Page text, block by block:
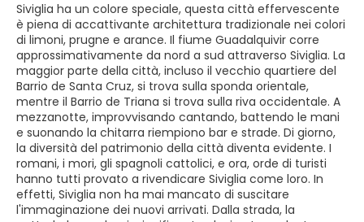
Siviglia ha un colore speciale, questa città effervescente
è piena di accattivante architettura tradizionale nei colori
di limoni, prugne e arance. Il fiume Guadalquivir corre
approssimativamente da nord a sud attraverso Siviglia. La
maggior parte della città, incluso il vecchio quartiere del
Barrio de Santa Cruz, si trova sulla sponda orientale,
mentre il Barrio de Triana si trova sulla riva occidentale. A
mezzanotte, improvvisando cantando, battendo le mani
e suonando la chitarra riempiono bar e strade. Di giorno,
la diversità del patrimonio della città diventa evidente. I
romani, i mori, gli spagnoli cattolici, e ora, orde di turisti
hanno tutti provato a rivendicare Siviglia come loro. In
effetti, Siviglia non ha mai mancato di suscitare
l'immaginazione dei nuovi arrivati. Dalla strada, la